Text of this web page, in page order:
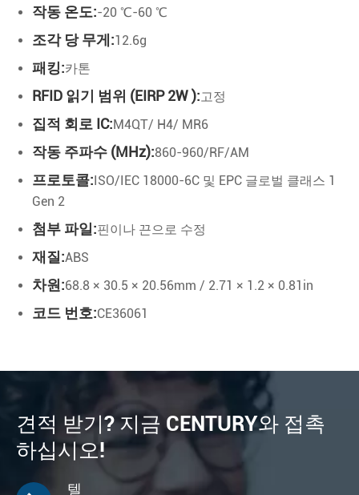
작동 온도:-20 ℃-60 ℃
조각 당 무게:12.6g
패킹:카톤
RFID 읽기 범위 (EIRP 2W ):고정
집적 회로 IC: M4QT/ H4/ MR6
작동 주파수 (MHz):860-960/RF/AM
프로토콜: ISO/IEC 18000-6C 및 EPC 글로벌 클래스 1
Gen 2
첨부 파일:핀이나 끈으로 수정
재질:ABS
차원:68.8 × 30.5 × 20.56mm / 2.71 × 1.2 × 0.81in
코드 번호:CE36061
견적 받기? 지금 CENTURY와 접촉
하십시오!
텔